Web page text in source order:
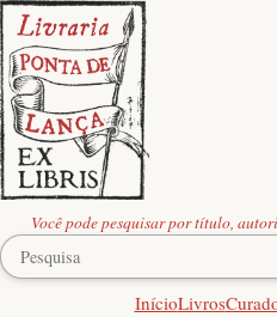
Você pode pesquisar por título,
InícioLivros